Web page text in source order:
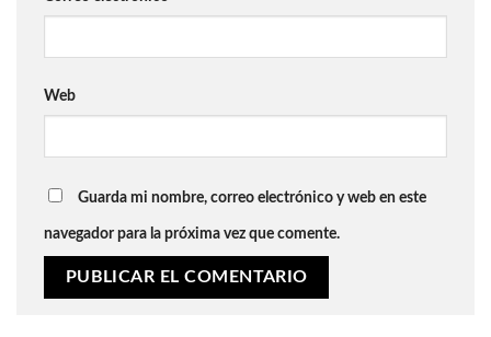
Web
Guarda mi nombre, correo electrónico y web en este
navegador para la próxima vez que comente.